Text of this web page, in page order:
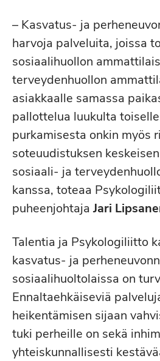
– Kasvatus- ja
harvoja palveluita, joissa
sosiaalihuollon
terveydenhuollon
asiakkaalle samassa
pallottelua luukulta
purkamisesta onkin myös
soteuudistuksen
sosiaali- ja
kanssa, toteaa
puheenjohtaja Jari
Talentia ja Psykologiliitto
kasvatus- ja
sosiaalihuoltolaissa on
Ennaltaehkäiseviä
heikentämisen sijaan
tuki perheille on sekä
yhteiskunnallisesti